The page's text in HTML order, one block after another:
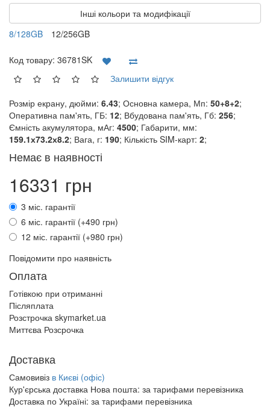
Інші кольори та модифікації
8/128GB
12/256GB
Код товару: 36781SK
Залишити відгук
Розмір екрану, дюйми: 6.43; Основна камера, Мп: 50+8+2;
Оперативна пам'ять, ГБ: 12; Вбудована пам'ять, Гб: 256;
Ємність акумулятора, мАг: 4500; Габарити, мм:
159.1х73.2х8.2; Вага, г: 190; Кількість SIM-карт: 2;
Немає в наявності
16331 грн
3 міс. гарантії
6 міс. гарантії (+490 грн)
12 міс. гарантії (+980 грн)
Повідомити про наявність
Оплата
Готівкою при отриманні
Післяплата
Розстрочка skymarket.ua
Миттєва Розсрочка
Доставка
Самовивіз в Києві (офіс)
Кур'єрська доставка Нова пошта: за тарифами перевізника
Доставка по Україні: за тарифами перевізника